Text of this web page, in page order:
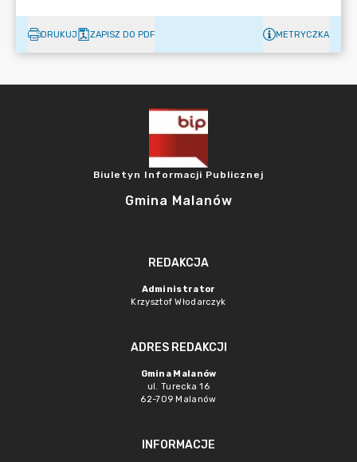
DRUKUJ ZAPISZ DO PDF METRYCZKA
Biuletyn Informacji Publicznej
Gmina Malanów
REDAKCJA
Administrator
Krzysztof Włodarczyk
ADRES REDAKCJI
Gmina Malanów
ul. Turecka 16
62-709 Malanów
INFORMACJE